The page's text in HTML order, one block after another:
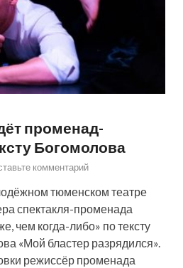
променад-
Богомолова
комментарий
тюменском театре
спектакля-променада
чем когда-либо» по тексту
«Мой бластер разрядился».
режиссёр променада